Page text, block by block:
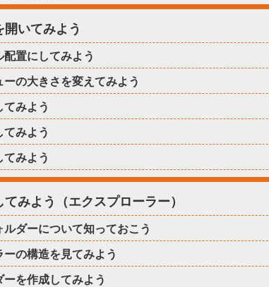
いてみよう
置にしてみよう
の大きさを変えてみよう
てみよう
てみよう
てみよう
みよう（エクスプローラー）
ダーについて知っておこう
の構造を見てみよう
を作成してみよう